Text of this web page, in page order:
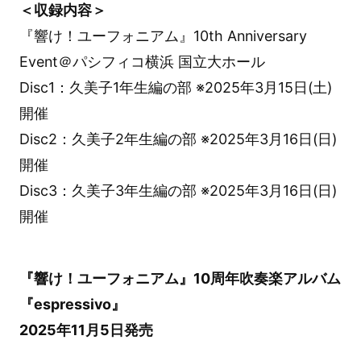
＜収録内容＞
『響け！ユーフォニアム』10th Anniversary
Event＠パシフィコ横浜 国立大ホール
Disc1：久美子1年生編の部 ※2025年3月15日(土)
開催
Disc2：久美子2年生編の部 ※2025年3月16日(日)
開催
Disc3：久美子3年生編の部 ※2025年3月16日(日)
開催
『響け！ユーフォニアム』10周年吹奏楽アルバム
『espressivo』
2025年11月5日発売